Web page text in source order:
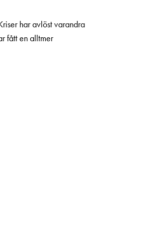
har avlöst varandra
fått en alltmer